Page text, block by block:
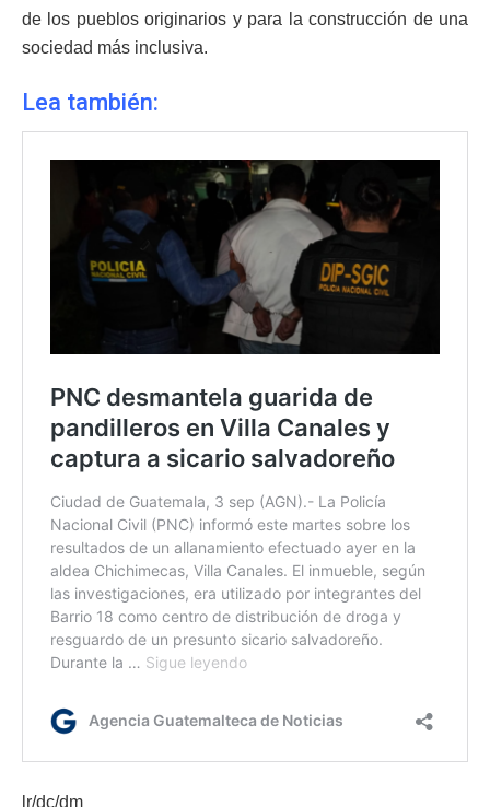
de los pueblos originarios y para la construcción de una
sociedad más inclusiva.
Lea también:
lr/dc/dm